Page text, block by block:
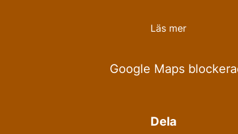
Läs mer
Google Maps
Dela